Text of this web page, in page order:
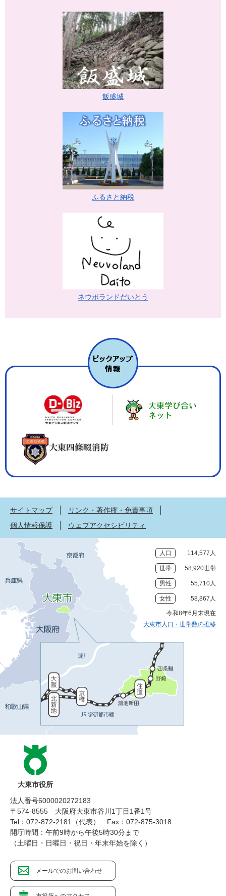
飯盛城
ふるさと納税
ネウボランドだいとう
サイトマップ
リンク・著作権・免責事項
個人情報保護
ウェブアクセシビリティ
人口 114,577人
世帯 58,920世帯
男性 55,710人
女性 58,867人
令和8年6月末現在
大東市人口・世帯数の推移
大東市役所
法人番号6000020272183
〒574-8555 大阪府大東市谷川1丁目1番1号
Tel：072-872-2181（代表）
Fax：072-875-3018
開庁時間：午前9時から午後5時30分まで
（土曜日・日曜日・祝日・年末年始を除く）
メールでのお問い合わせ